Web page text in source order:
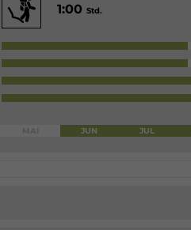
1:00Std.
JUN JUL